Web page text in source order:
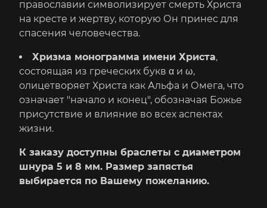
православии символизирует смерть Христа
на кресте и жертву, которую Он принес для
спасения человечества.
Хризма монограмма имени Христа,
состоящая из греческих букв α и ω,
олицетворяет Христа как Альфа и Омега, что
означает "начало и конец", обозначая Божье
присутствие и влияние во всех аспектах
жизни.
К заказу доступны браслеты с диаметром
шнура 5 и 8 мм. Размер запястья
выбирается по Вашему пожеланию.